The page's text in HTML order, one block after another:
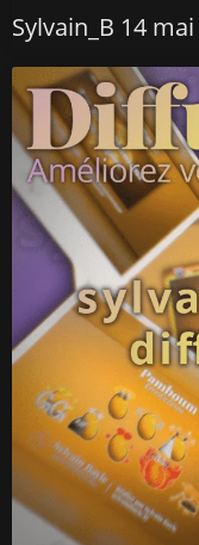
Sylvain_B 14 mai